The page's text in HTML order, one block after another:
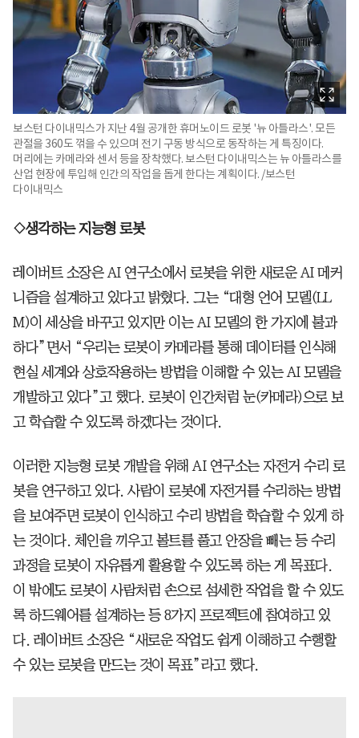
보스턴 다이내믹스가 지난 4월 공개한 휴머노이드 로봇 '뉴 아틀라스'. 모든
관절을 360도 꺾을 수 있으며 전기 구동 방식으로 동작하는 게 특징이다.
머리에는 카메라와 센서 등을 장착했다. 보스턴 다이내믹스는 뉴 아틀라스를
산업 현장에 투입해 인간의 작업을 돕게 한다는 계획이다. /보스턴
다이내믹스
◇생각하는 지능형 로봇
레이버트 소장은 AI 연구소에서 로봇을 위한 새로운 AI 메커
니즘을 설계하고 있다고 밝혔다. 그는 “대형 언어 모델(LL
M)이 세상을 바꾸고 있지만 이는 AI 모델의 한 가지에 불과
하다”면서 “우리는 로봇이 카메라를 통해 데이터를 인식해
현실 세계와 상호작용하는 방법을 이해할 수 있는 AI 모델을
개발하고 있다”고 했다. 로봇이 인간처럼 눈(카메라)으로 보
고 학습할 수 있도록 하겠다는 것이다.
이러한 지능형 로봇 개발을 위해 AI 연구소는 자전거 수리 로
봇을 연구하고 있다. 사람이 로봇에 자전거를 수리하는 방법
을 보여주면 로봇이 인식하고 수리 방법을 학습할 수 있게 하
는 것이다. 체인을 끼우고 볼트를 풀고 안장을 빼는 등 수리
과정을 로봇이 자유롭게 활용할 수 있도록 하는 게 목표다.
이 밖에도 로봇이 사람처럼 손으로 섬세한 작업을 할 수 있도
록 하드웨어를 설계하는 등 8가지 프로젝트에 참여하고 있
다. 레이버트 소장은 “새로운 작업도 쉽게 이해하고 수행할
수 있는 로봇을 만드는 것이 목표”라고 했다.